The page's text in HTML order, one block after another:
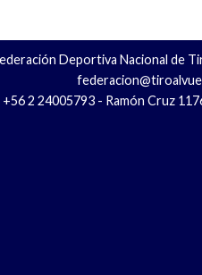
Deportiva Nacional de
2 24005793 - Ramón Cruz